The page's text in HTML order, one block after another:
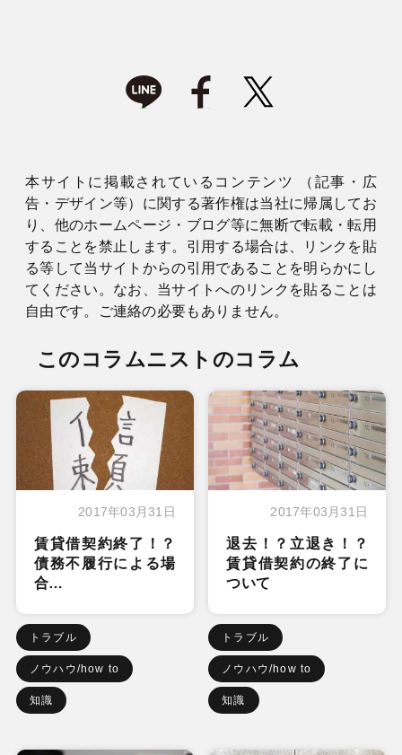
本サイトに掲載されているコンテンツ （記事・広
告・デザイン等）に関する著作権は当社に帰属してお
り、他のホームページ・ブログ等に無断で転載・転用
することを禁止します。引用する場合は、リンクを貼
る等して当サイトからの引用であることを明らかにし
てください。なお、当サイトへのリンクを貼ることは
自由です。ご連絡の必要もありません。
このコラムニストのコラム
2017年03月31日
賃貸借契約終了！？
債務不履行による場
合…
トラブル
ノウハウ/how to
知識
2017年03月31日
退去！？立退き！？
賃貸借契約の終了に
ついて
トラブル
ノウハウ/how to
知識